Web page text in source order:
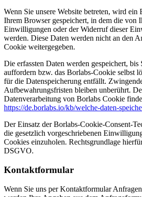
Wenn Sie unsere Website betreten, wird ein
Ihrem Browser gespeichert, in dem die von
Einwilligungen oder der Widerruf dieser
werden. Diese Daten werden nicht an den
Cookie weitergegeben.
Die erfassten Daten werden gespeichert,
auffordern bzw. das Borlabs-Cookie selbst
für die Datenspeicherung entfällt.
Aufbewahrungsfristen bleiben unberührt.
Datenverarbeitung von Borlabs Cookie
https://de.borlabs.io/kb/welche-daten-
Der Einsatz der Borlabs-Cookie-Consent-
die gesetzlich vorgeschriebenen
Cookies einzuholen. Rechtsgrundlage
DSGVO.
Kontaktformular
Wenn Sie uns per Kontaktformular